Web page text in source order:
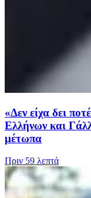
«Δεν είχα δει
Ελλήνων και
μέτωπα
Πριν 59 λεπτά